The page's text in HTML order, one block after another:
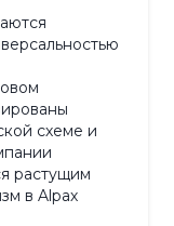
схеме и
растущим
в Alpах